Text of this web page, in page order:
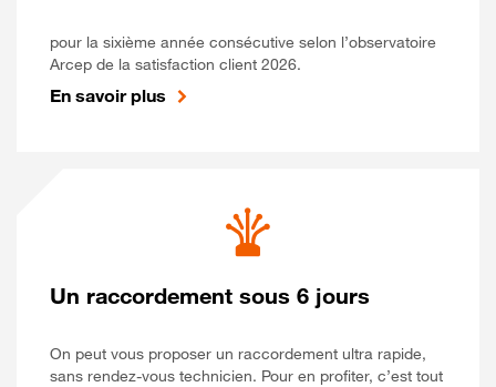
pour la sixième année consécutive selon l’observatoire
Arcep de la satisfaction client 2026.
En savoir plus
Un raccordement sous 6 jours
On peut vous proposer un raccordement ultra rapide,
sans rendez-vous technicien. Pour en profiter, c’est tout